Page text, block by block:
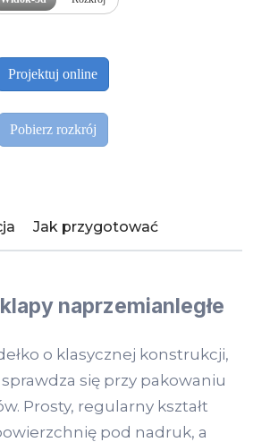
Jak przygotować
naprzemianległe
o klasycznej konstrukcji,
się przy pakowaniu
Prosty, regularny kształt
pod nadruk, a